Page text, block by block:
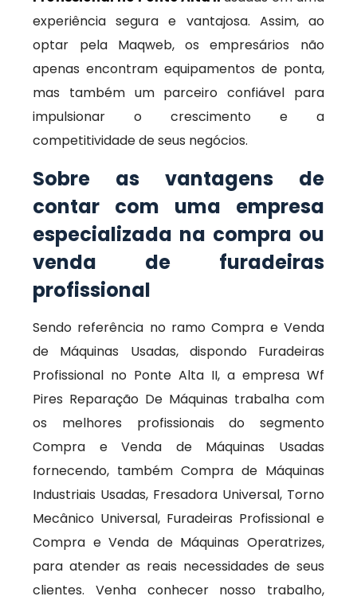
experiência segura e vantajosa. Assim, ao
optar pela Maqweb, os empresários não
apenas encontram equipamentos de ponta,
mas também um parceiro confiável para
impulsionar o crescimento e a
competitividade de seus negócios.
Sobre as vantagens de
contar com uma empresa
especializada na compra ou
venda de furadeiras
profissional
Sendo referência no ramo Compra e Venda
de Máquinas Usadas, dispondo Furadeiras
Profissional no Ponte Alta II, a empresa Wf
Pires Reparação De Máquinas trabalha com
os melhores profissionais do segmento
Compra e Venda de Máquinas Usadas
fornecendo, também Compra de Máquinas
Industriais Usadas, Fresadora Universal, Torno
Mecânico Universal, Furadeiras Profissional e
Compra e Venda de Máquinas Operatrizes,
para atender as reais necessidades de seus
clientes. Venha conhecer nosso trabalho,